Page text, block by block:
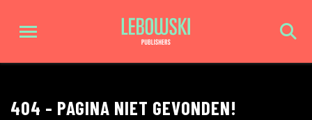
404 - PAGINA NIET GEVONDEN!